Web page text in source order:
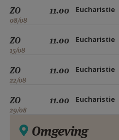
ZO
08/08
11.00 Eucharistie
ZO
15/08
11.00 Eucharistie
ZO
22/08
11.00 Eucharistie
ZO
29/08
11.00 Eucharistie
Omgeving